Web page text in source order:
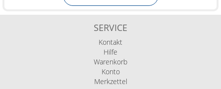
SERVICE
Kontakt
Hilfe
Warenkorb
Konto
Merkzettel